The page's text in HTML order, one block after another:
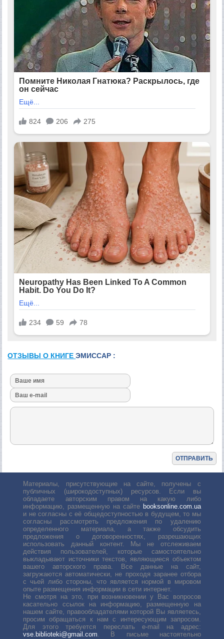
ОТЗЫВЫ О КНИГЕЭМИССАР :
Материалы, присутствующие на сайте, получены с
публичных (широкодоступных) ресурсов. Если вы
обладаете авторским правом на какую либо
информацию, размещенную на сайте booksonline.com.ua
и не согласны с её общедоступностью в будущем, то мы
согласны рассмотреть предложения по удалению
определенного материала, а также обсудить
предложения о договоренностях, разрешающих
использовать данный контент. Мы не отслеживаем
действия пользователей, которые самостоятельно
выкладывают источники текстов, являющиеся объектом
вашего авторского права. Все данные на сайт,
загружаются автоматически, не проходя заранее отбора
с чьей либо стороны, что является нормой в мировом
опыте размещения информации в сети интернет.
Не смотря на это, при возникновении у Вас вопросов
касательно ссылок на информацию, размещенную на
нашем сайте, правообладателями которой Вы являетесь,
просим обращаться к нам с интересующим запросом.
Для этого требуется переслать е-mail на адрес:
vse.biblioteki@gmail.com. В письме настоятельно